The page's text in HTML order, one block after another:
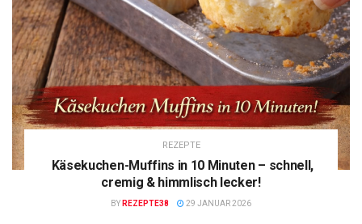
REZEPTE
Käsekuchen-Muffins in 10 Minuten – schnell,
cremig & himmlisch lecker!
BY REZEPTE38 29 JANUAR 2026